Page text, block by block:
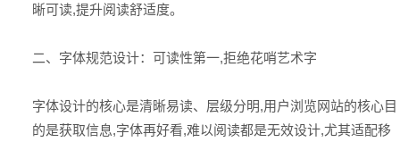
晰可读,提升阅读舒适度。
二、字体规范设计：可读性第一,拒绝花哨艺术字
字体设计的核心是清晰易读、层级分明,用户浏览网站的核心目
的是获取信息,字体再好看,难以阅读都是无效设计,尤其适配移